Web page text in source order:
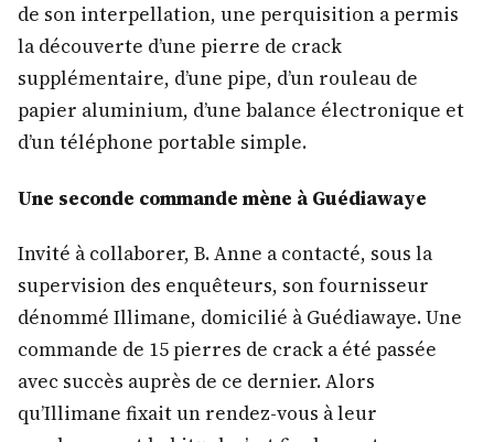
de son interpellation, une perquisition a permis
la découverte d’une pierre de crack
supplémentaire, d’une pipe, d’un rouleau de
papier aluminium, d’une balance électronique et
d’un téléphone portable simple.
Une seconde commande mène à Guédiawaye
Invité à collaborer, B. Anne a contacté, sous la
supervision des enquêteurs, son fournisseur
dénommé Illimane, domicilié à Guédiawaye. Une
commande de 15 pierres de crack a été passée
avec succès auprès de ce dernier. Alors
qu’Illimane fixait un rendez-vous à leur